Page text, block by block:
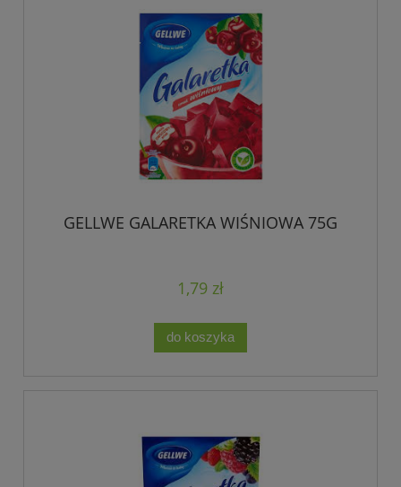
GELLWE GALARETKA WIŚNIOWA 75G
1,79 zł
do koszyka